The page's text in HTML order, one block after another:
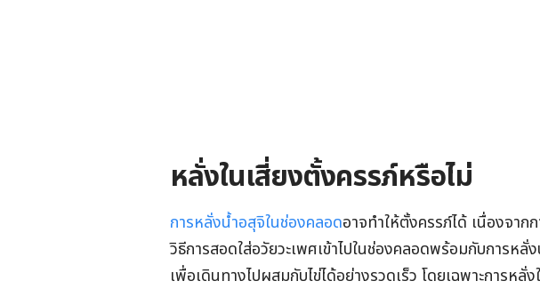
หลั่งในเสี่ยงตั้งครรภ์หรือไม่
การหลั่งน้ำอสุจิในช่องคลอดอาจทำให้ตั้งครรภ์ได้ เนื่องจา
วิธีการสอดใส่อวัยวะเพศเข้าไปในช่องคลอดพร้อมกับการหลั่
เพื่อเดินทางไปผสมกับไข่ได้อย่างรวดเร็ว โดยเฉพาะการหลั่ง